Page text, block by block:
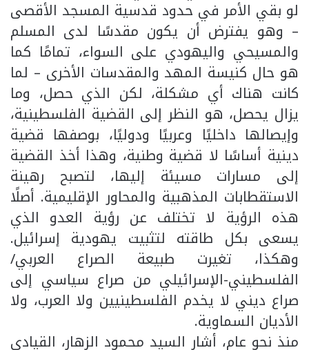
لو بقي الأمر في حدود قدسية المسجد الأقصى
– وهو يفترض أن يكون مقدسًا لدى المسلم
والمسيحي واليهودي على السواء، تمامًا كما
هو حال كنيسة المهد والمقدسات الأخرى – لما
كانت هناك أي مشكلة، لكن الذي حصل، وما
يزال يحصل، هو النظر إلى القضية الفلسطينية،
وإيصالها داخليًا وعربيًا ودوليًا، بوصفها قضية
دينية أساسًا لا قضية وطنية، وهذا أخذ القضية
إلى مسارات مسيئة إليها، لتصبح رهينة
الاستقطابات المذهبية والمحاور الإقليمية. أصلًا
هذه الرؤية لا تختلف عن رؤية العدو الذي
يسعى بكل طاقته لتثبيت يهودية إسرائيل.
وهكذا، تغيرت طبيعة الصراع العربي/
الفلسطيني-الإسرائيلي من صراع سياسي إلى
صراع ديني لا يخدم الفلسطينيين ولا العرب، ولا
الأديان السماوية.
منذ نحو عام، أشار السيد محمود الزهار، القيادي